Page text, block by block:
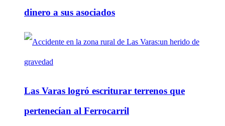
dinero a sus asociados
Las Varas logró escriturar terrenos que
pertenecían al Ferrocarril